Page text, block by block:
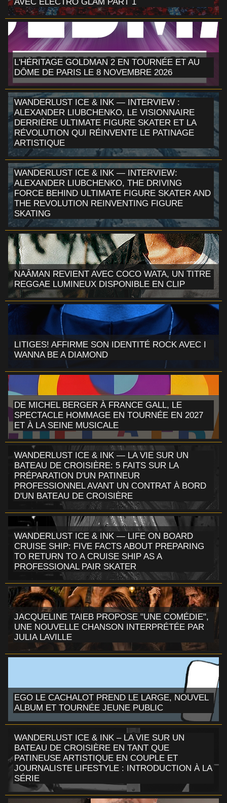
L'HÉRITAGE GOLDMAN 2 EN TOURNÉE ET AU
DÔME DE PARIS LE 8 NOVEMBRE 2026
WANDERLUST ICE & INK — INTERVIEW :
ALEXANDER LIUBCHENKO, LE VISIONNAIRE
DERRIÈRE ULTIMATE FIGURE SKATER ET LA
RÉVOLUTION QUI RÉINVENTE LE PATINAGE
ARTISTIQUE
WANDERLUST ICE & INK — INTERVIEW:
ALEXANDER LIUBCHENKO, THE DRIVING
FORCE BEHIND ULTIMATE FIGURE SKATER AND
THE REVOLUTION REINVENTING FIGURE
SKATING
NAÂMAN REVIENT AVEC COCO WATA, UN TITRE
REGGAE LUMINEUX DISPONIBLE EN CLIP
LITIGES! AFFIRME SON IDENTITÉ ROCK AVEC I
WANNA BE A DIAMOND
DE MICHEL BERGER À FRANCE GALL, LE
SPECTACLE HOMMAGE EN TOURNÉE EN 2027
ET À LA SEINE MUSICALE
WANDERLUST ICE & INK — LA VIE SUR UN
BATEAU DE CROISIÈRE: 5 FAITS SUR LA
PRÉPARATION D'UN PATINEUR
PROFESSIONNEL AVANT UN CONTRAT À BORD
D'UN BATEAU DE CROISIÈRE
WANDERLUST ICE & INK — LIFE ON BOARD
CRUISE SHIP: FIVE FACTS ABOUT PREPARING
TO RETURN TO A CRUISE SHIP AS A
PROFESSIONAL PAIR SKATER
JACQUELINE TAIEB PROPOSE "UNE COMÉDIE",
UNE NOUVELLE CHANSON INTERPRÉTÉE PAR
JULIA LAVILLE
EGO LE CACHALOT PREND LE LARGE, NOUVEL
ALBUM ET TOURNÉE JEUNE PUBLIC
WANDERLUST ICE & INK – LA VIE SUR UN
BATEAU DE CROISIÈRE EN TANT QUE
PATINEUSE ARTISTIQUE EN COUPLE ET
JOURNALISTE LIFESTYLE : INTRODUCTION À LA
SÉRIE